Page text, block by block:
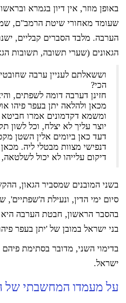
באופן מוזר, אין דיון בגמרא
שעומד מאחורי שיטת הרמב"ם,
הערבה. מלבד הסברים קבליים,
הגאונים (שערי תשובה, תשובות
וששאלתם לעניין ערבה
הכי?
חזינן דערבה דומה לשפתים,
מכאן ולהלאה יתן בעפר פיהו
ומשמא דקדמונים אמרו
יוצר עליך לא יצלח, וכל לשון
דעד כאן ביומים אלין השטן
דנפישי מצוות מבטלי ליה.
דיקום עלייהו לא יכול
בשני המובנים שמסביר הגאון,
סיום ימי הדין, ונעילת
בהסבר הראשון, חבטת הערבה היא
בני ישראל במובן של 'יתן בעפר
בדימוי השני, מדובר בסתימת
ישראל.
על מעמדו המחשבתי של